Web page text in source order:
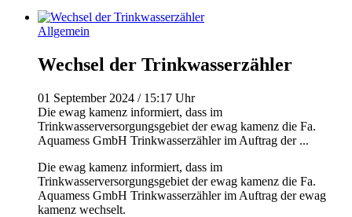
Allgemein
Wechsel der Trinkwasserzähler
01 September 2024 / 15:17 Uhr
Die ewag kamenz informiert, dass im
Trinkwasserversorgungsgebiet der ewag kamenz die Fa.
Aquamess GmbH Trinkwasserzähler im Auftrag der ...
Die ewag kamenz informiert, dass im
Trinkwasserversorgungsgebiet der ewag kamenz die Fa.
Aquamess GmbH Trinkwasserzähler im Auftrag der ewag
kamenz wechselt.